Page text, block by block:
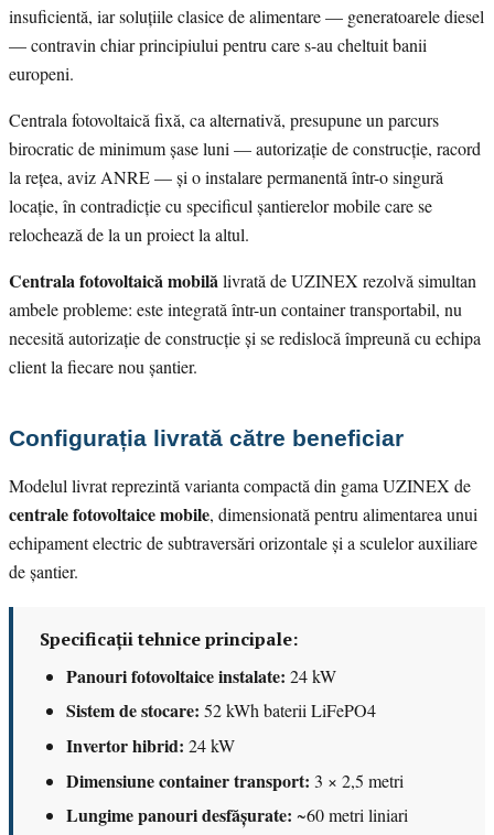
insuficientă, iar soluțiile clasice de alimentare — generatoarele diesel
— contravin chiar principiului pentru care s-au cheltuit banii
europeni.
Centrala fotovoltaică fixă, ca alternativă, presupune un parcurs
birocratic de minimum șase luni — autorizație de construcție, racord
la rețea, aviz ANRE — și o instalare permanentă într-o singură
locație, în contradicție cu specificul șantierelor mobile care se
relochează de la un proiect la altul.
Centrala fotovoltaică mobilălivrată de UZINEX rezolvă simultan
ambele probleme: este integrată într-un container transportabil, nu
necesită autorizație de construcție și se redislocă împreună cu echipa
client la fiecare nou șantier.
Configurația livrată către beneficiar
Modelul livrat reprezintă varianta compactă din gama UZINEX de
centrale fotovoltaice mobile, dimensionată pentru alimentarea unui
echipament electric de subtraversări orizontale și a sculelor auxiliare
de șantier.
Specificații tehnice principale:
Panouri fotovoltaice instalate: 24 kW
Sistem de stocare: 52 kWh baterii LiFePO4
Invertor hibrid: 24 kW
Dimensiune container transport: 3 × 2,5 metri
Lungime panouri desfășurate: ~60 metri liniari